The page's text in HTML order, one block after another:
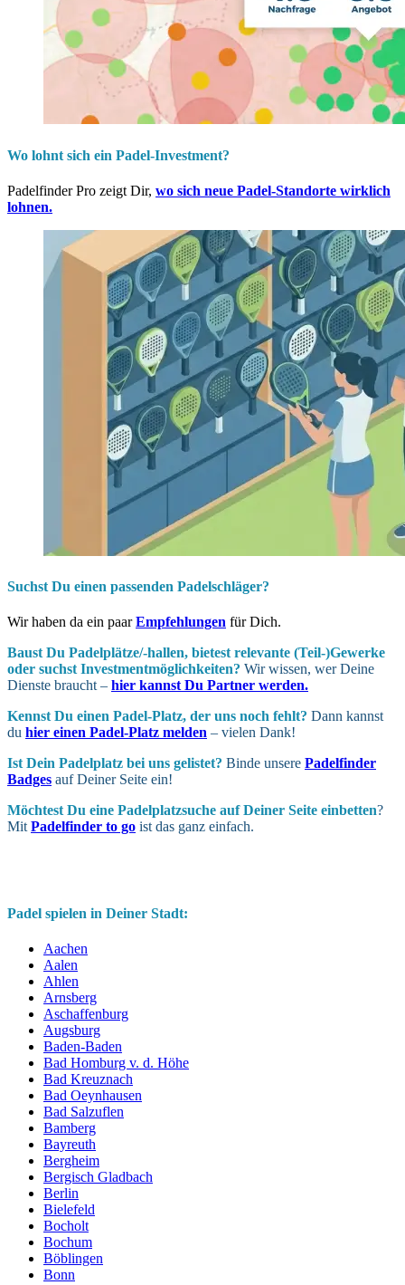
Wo lohnt sich ein Padel-Investment?
Padelfinder Pro zeigt Dir, wo sich neue Padel-Standorte wirklich
lohnen.
Suchst Du einen passenden Padelschläger?
Wir haben da ein paarEmpfehlungen für Dich.
Baust Du Padel­plätze/-hallen, bietest relevante (Teil-)Gewerke
oder suchst In­vest­ment­möglich­keiten? Wir wissen, wer Deine
Dienste braucht – hier kannst Du Partner werden.
Kennst Du einen Padel-Platz, der uns noch fehlt? Dann kannst
du hier einen Padel-Platz melden – vielen Dank!
Ist Dein Padel­platz bei uns gelistet? Binde unsere Padelfinder
Badges auf Deiner Seite ein!
Möchtest Du eine Padel­platz­suche auf Deiner Seite ein­betten?
MitPadelfinder to go ist das ganz einfach.
Padel spielen in Deiner Stadt:
Aachen
Aalen
Ahlen
Arnsberg
Aschaffenburg
Augsburg
Baden-Baden
Bad Homburg v. d. Höhe
Bad Kreuznach
Bad Oeynhausen
Bad Salzuflen
Bamberg
Bayreuth
Bergheim
Bergisch Gladbach
Berlin
Bielefeld
Bocholt
Bochum
Böblingen
Bonn